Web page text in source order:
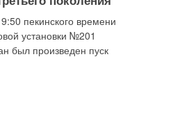
пекинского времени
установки №201
был произведен пуск